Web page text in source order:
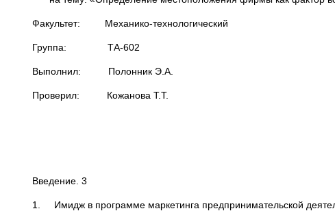
Факультет: Механико-технологический
Группа: ТА-602
Выполнил: Полонник Э.А.
Проверил: Кожанова Т.Т.
Введение. 3
1. Имидж в программе маркетинга предпринимательской